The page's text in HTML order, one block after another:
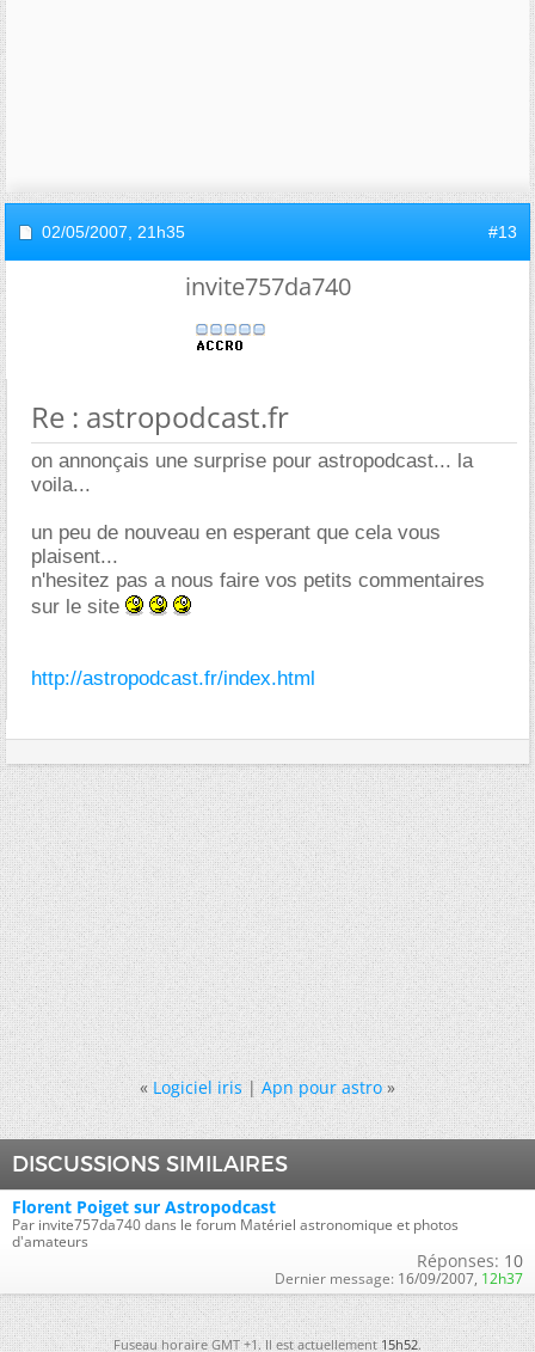
02/05/2007, 21h35 #13
invite757da740
Re : astropodcast.fr
on annonçais une surprise pour astropodcast... la
voila...
un peu de nouveau en esperant que cela vous
plaisent...
n'hesitez pas a nous faire vos petits commentaires
sur le site
http://astropodcast.fr/index.html
« Logiciel iris|Apn pour astro »
DISCUSSIONS SIMILAIRES
Florent Poiget sur Astropodcast
Par invite757da740 dans le forum Matériel astronomique et photos
d'amateurs
Réponses: 10
Dernier message: 16/09/2007, 12h37
Fuseau horaire GMT +1. Il est actuellement15h52.